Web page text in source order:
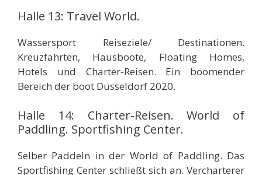
Halle 13: Travel World.
Wassersport Reiseziele/ Destinationen.
Kreuzfahrten, Hausboote, Floating Homes,
Hotels und Charter-Reisen. Ein boomender
Bereich der boot Düsseldorf 2020.
Halle 14: Charter-Reisen. World of
Paddling. Sportfishing Center.
Selber Paddeln in der World of Paddling. Das
Sportfishing Center schließt sich an. Vercharterer